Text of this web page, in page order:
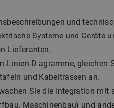
und
Systeme und Geräte
Lieferanten.
Linien-Diagramme, gleichen
und Kabeltrassen an.
Sie die Integration mit
Maschinenbau) und